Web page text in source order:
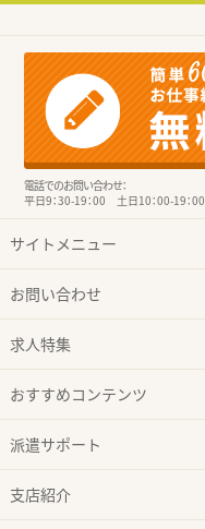
電話でのお問い合わせ：
平日9：30-19：00 土日10：00-19：00
サイトメニュー
お問い合わせ
求人特集
おすすめコンテンツ
派遣サポート
支店紹介